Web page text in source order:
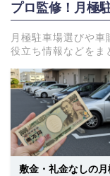
プロ監修！月極
月極駐車場選びや
役立ち情報などをま
敷金・礼金なしの月